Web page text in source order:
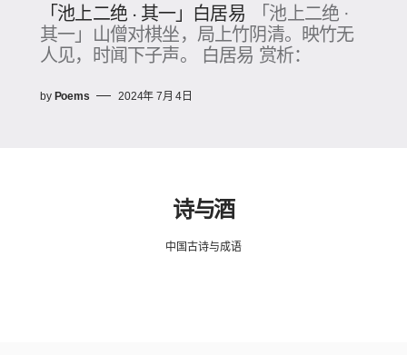
「池上二绝 · 其一」白居易
「池上二绝 ·
其一」山僧对棋坐，局上竹阴清。映竹无
人见，时闻下子声。 白居易 赏析：
by Poems 2024年 7月 4日
诗与酒
中国古诗与成语